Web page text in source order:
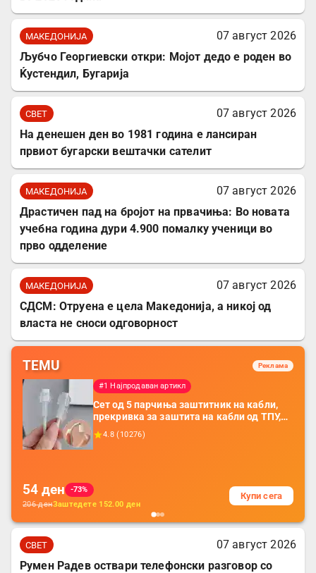
МАКЕДОНИЈА
07 август 2026
Љубчо Георгиевски откри: Мојот дедо е роден во
Ќустендил, Бугарија
СВЕТ
07 август 2026
На денешен ден во 1981 година е лансиран
првиот бугарски вештачки сателит
МАКЕДОНИЈА
07 август 2026
Драстичен пад на бројот на првачиња: Во новата
учебна година дури 4.900 помалку ученици во
прво одделение
МАКЕДОНИЈА
07 август 2026
СДСМ: Отруена е цела Македонија, а никој од
власта не сноси одговорност
TEMU Реклама
#1 Најпродаван артикл
Сет од 5 парчиња заштитник на кабли,
прекривка за заштита на кабли од ТПУ,
додатоци за заштита на кабли, без
батерија, за мобилни телефони, комплет
4.8 ( 10276)
54 ден
-73%
206денЗаштедете 152.00 ден
Купи сега
СВЕТ
07 август 2026
Румен Радев оствари телефонски разговор со